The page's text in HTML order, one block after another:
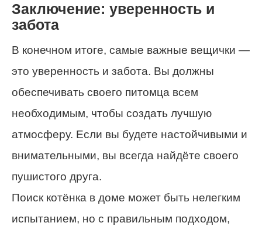
Заключение: уверенность и
забота
В конечном итоге, самые важные вещички —
это уверенность и забота. Вы должны
обеспечивать своего питомца всем
необходимым, чтобы создать лучшую
атмосферу. Если вы будете настойчивыми и
внимательными, вы всегда найдёте своего
пушистого друга.
Поиск котёнка в доме может быть нелегким
испытанием, но с правильным подходом,